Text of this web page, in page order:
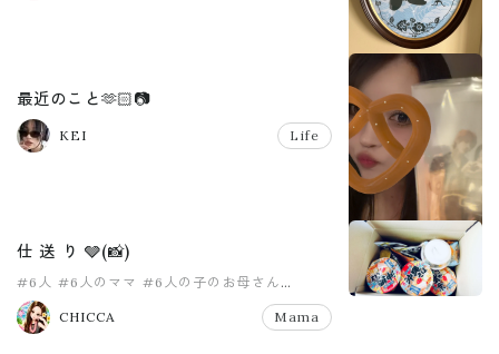
最近のこと🫶🏻📷
KEI Life
仕 送 り 🩶(📸)
#6人 #6人のママ #6人の子のお母さん
#8人家族
CHICCA
Mama